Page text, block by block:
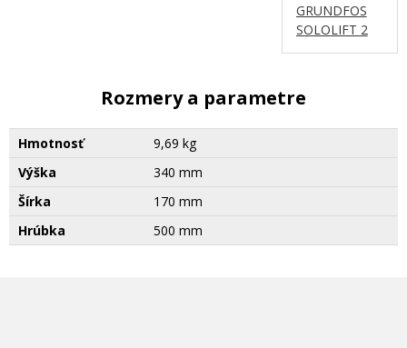
GRUNDFOS
SOLOLIFT 2
Rozmery a parametre
Hmotnosť
9,69 kg
Výška
340 mm
Šírka
170 mm
Hrúbka
500 mm